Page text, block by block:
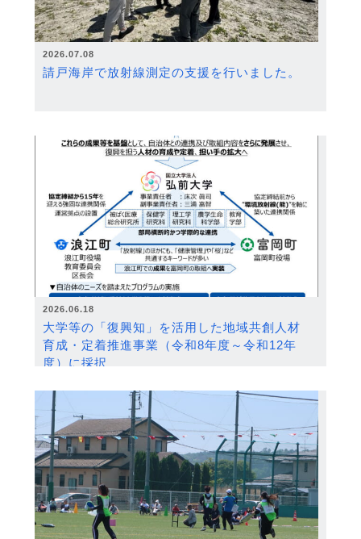
2026.07.08
請戸海岸で放射線測定の支援を行いました。
2026.06.18
大学等の「復興知」を活用した地域共創人材
育成・定着推進事業（令和8年度～令和12年
度）に採択